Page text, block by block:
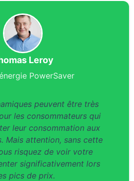
Leroy
PowerSaver
peuvent être très
les consommateurs qui
leur consommation aux
Mais attention, sans cette
risquez de voir votre
significativement lors
pics de prix.